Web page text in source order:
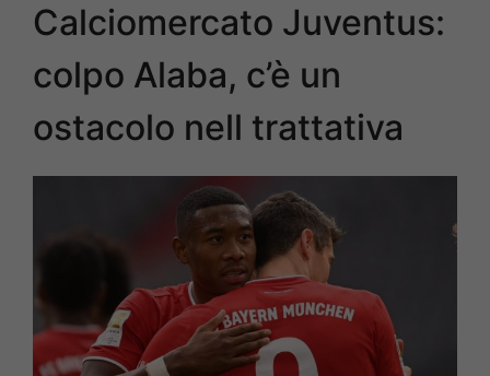
Calciomercato Juventus:
colpo Alaba, c’è un
ostacolo nell trattativa